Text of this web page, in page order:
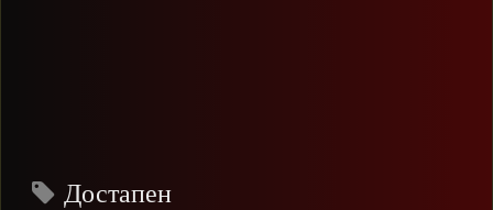
Достапен